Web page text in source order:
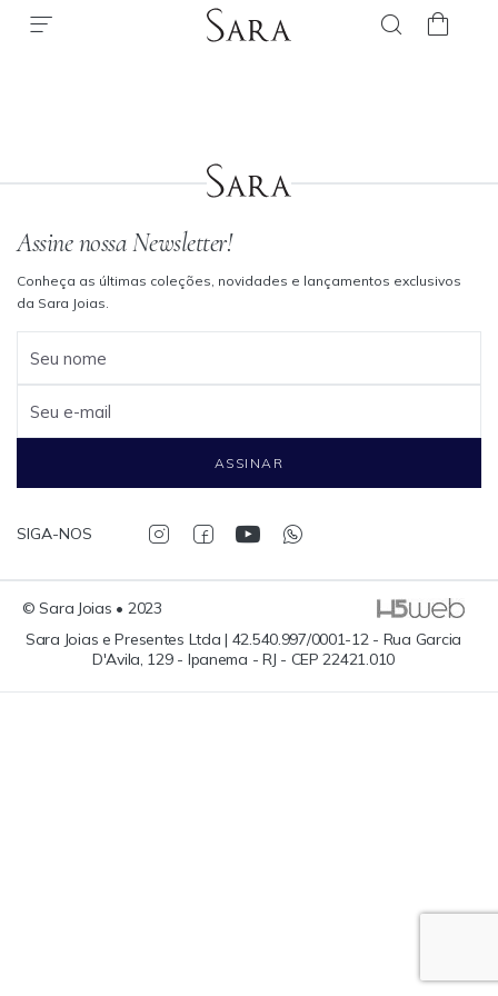
Assine nossa Newsletter!
Conheça as últimas coleções, novidades e lançamentos exclusivos
da Sara Joias.
Seu nome
Seu e-mail
ASSINAR
SIGA-NOS
© Sara Joias • 2023
Sara Joias e Presentes Ltda | 42.540.997/0001-12 - Rua Garcia
D'Avila, 129 - Ipanema - RJ - CEP 22421.010